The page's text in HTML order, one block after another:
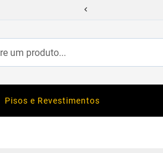
um produto...
Pisos e Revestimentos